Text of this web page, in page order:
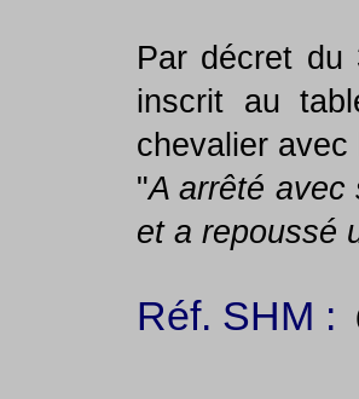
Par décret du
inscrit au
chevalier
"A arrêté avec
et a repoussé
Réf. SHM :